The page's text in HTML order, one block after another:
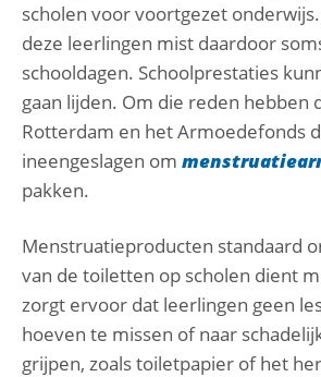
scholen voor voortgezet
deze leerlingen mist daardoor
schooldagen. Schoolprestaties
gaan lijden. Om die reden hebben
Rotterdam en het Armoedefonds
ineengeslagen om
pakken.
Menstruatieproducten standaard
van de toiletten op scholen dient
zorgt ervoor dat leerlingen geen
hoeven te missen of naar
grijpen, zoals toiletpapier of het